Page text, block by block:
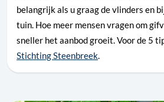
belangrijk als u graag de vlinders en
tuin. Hoe meer mensen vragen om
sneller het aanbod groeit. Voor de 5
Stichting Steenbreek.